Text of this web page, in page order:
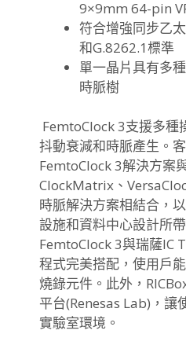
9×9mm 64-pin
符合增強同步乙
和G.8262.1標準
單一晶片具有多
時脈樹
FemtoClock 3支援多種
抖動衰減和時脈產生。
FemtoClock 3解決方案
ClockMatrix、
時脈解決方案相結合，
設施和資料中心設計所
FemtoClock 3與瑞薩IC
程式完美搭配，使用戶
燒錄元件。此外，
平台(Renesas Lab)，讓
實驗室環境。